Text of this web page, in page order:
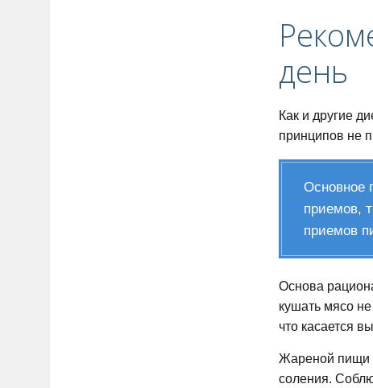
день
Как и другие
принципов не
Основное
приемов,
приемов
Основа
кушать мясо
что касается
Жареной пищи
соления.